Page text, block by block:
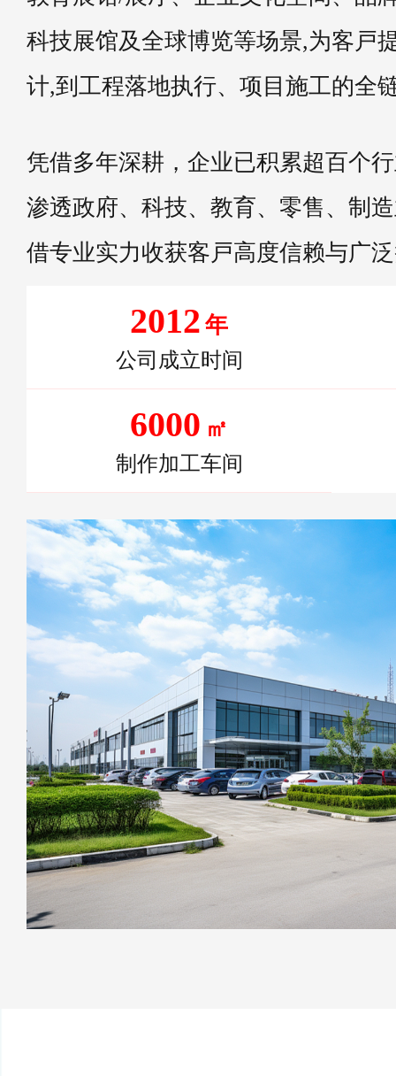
科技展馆及全球博览等场景,为客戸
计,到工程落地执行、项目施工的全
凭借多年深耕，企业已积累超百个
渗透政府、科技、教育、零售、制
借专业实力收获客戸高度信赖与广
2012 年
公司成立时间
6000 ㎡
制作加工车间